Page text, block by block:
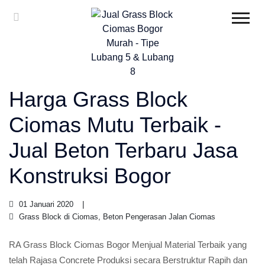
Harga Grass Block
Ciomas Mutu Terbaik -
Jual Beton Terbaru Jasa
Konstruksi Bogor
01 Januari 2020
Grass Block di Ciomas, Beton Pengerasan Jalan Ciomas
RA Grass Block Ciomas Bogor Menjual Material Terbaik yang
telah Rajasa Concrete Produksi secara Berstruktur Rapih dan